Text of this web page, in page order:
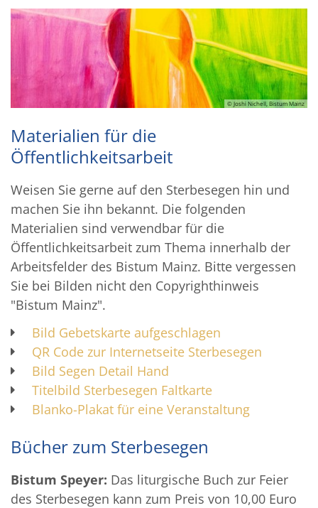
© Joshi Nichell, Bistum Mainz
Materialien für die
Öffentlichkeitsarbeit
Weisen Sie gerne auf den Sterbesegen hin und
machen Sie ihn bekannt. Die folgenden
Materialien sind verwendbar für die
Öffentlichkeitsarbeit zum Thema innerhalb der
Arbeitsfelder des Bistum Mainz. Bitte vergessen
Sie bei Bilden nicht den Copyrighthinweis
"Bistum Mainz".
Bild Gebetskarte aufgeschlagen
QR Code zur Internetseite Sterbesegen
Bild Segen Detail Hand
Titelbild Sterbesegen Faltkarte
Blanko-Plakat für eine Veranstaltung
Bücher zum Sterbesegen
Bistum Speyer: Das liturgische Buch zur Feier
des Sterbesegen kann zum Preis von 10,00 Euro